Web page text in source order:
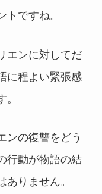
トですね。
エンに対してだ
に程よい緊張感
ンの復讐をどう
行動が物語の結
りません。